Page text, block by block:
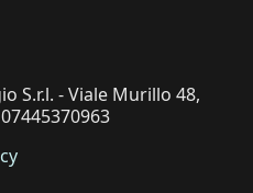
S.r.l. - Viale Murillo 48,